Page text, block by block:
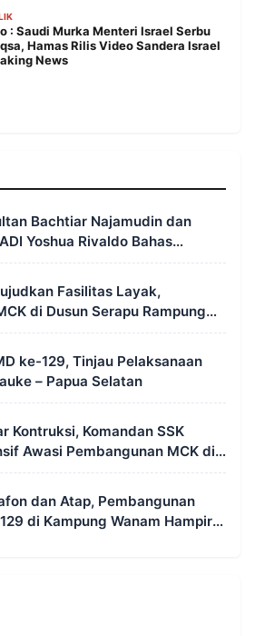
: Saudi Murka Menteri Israel Serbu
Hamas Rilis Video Sandera Israel
News
Bachtiar Najamudin dan
Yoshua Rivaldo Bahas
Hukum
Fasilitas Layak,
di Dusun Serapu Rampung
ke-129, Tinjau Pelaksanaan
– Papua Selatan
Kontruksi, Komandan SSK
Awasi Pembangunan MCK di
dan Atap, Pembangunan
di Kampung Wanam Hampir